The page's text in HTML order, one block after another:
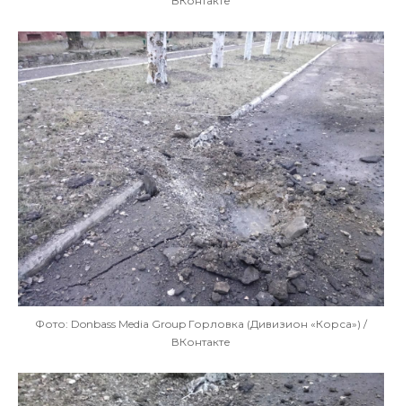
Фото: Donbass Media Group Горловка (Дивизион «Корса») /
ВКонтакте